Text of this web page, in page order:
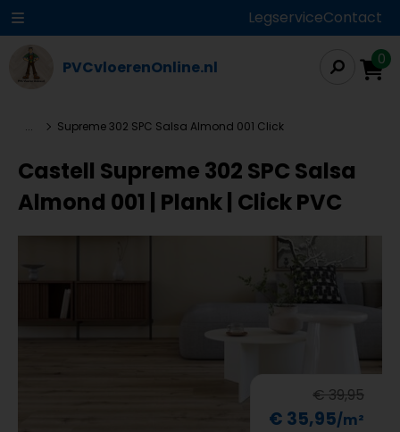
LegserviceContact
PVCvloerenOnline.nl 0
... Supreme 302 SPC Salsa Almond 001 Click
Castell Supreme 302 SPC Salsa
Almond 001 | Plank | Click PVC
€ 39,95
€ 35,95